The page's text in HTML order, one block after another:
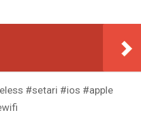
#setari #ios #apple